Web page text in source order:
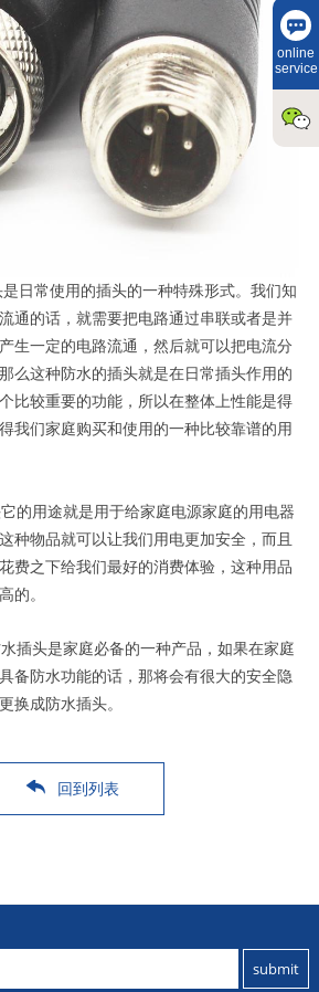
日常使用的插头的一种特殊形式。我们知
通的话，就需要把电路通过串联或者是并
生一定的电路流通，然后就可以把电流分
么这种防水的插头就是在日常插头作用的
比较重要的功能，所以在整体上性能是得
我们家庭购买和使用的一种比较靠谱的用
的用途就是用于给家庭电源家庭的用电器
种物品就可以让我们用电更加安全，而且
费之下给我们最好的消费体验，这种用品
的。
插头是家庭必备的一种产品，如果在家庭
备防水功能的话，那将会有很大的安全隐
换成防水插头。
回到列表
online
service